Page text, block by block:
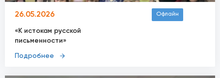
26.05.2026 Офлайн
«К истокам русской
письменности»
Подробнее